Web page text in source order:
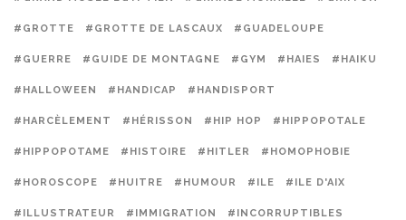
#GROTTE #GROTTE DE LASCAUX #GUADELOUPE
#GUERRE #GUIDE DE MONTAGNE #GYM #HAIES #HAIKU
#HALLOWEEN #HANDICAP #HANDISPORT
#HARCÈLEMENT #HÉRISSON #HIP HOP #HIPPOPOTALE
#HIPPOPOTAME #HISTOIRE #HITLER #HOMOPHOBIE
#HOROSCOPE #HUITRE #HUMOUR #ILE #ILE D'AIX
#ILLUSTRATEUR #IMMIGRATION #INCORRUPTIBLES